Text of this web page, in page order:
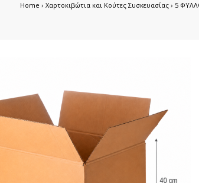
Home Χαρτοκιβώτια και Κούτες Συσκευασίας 5